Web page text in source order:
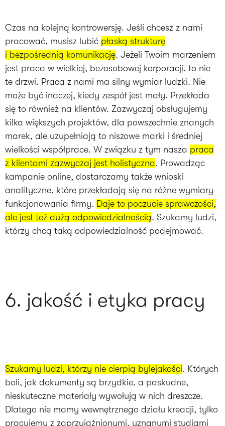
Czas na kolejną kontrowersję. Jeśli chcesz z nami
pracować, musisz lubić płaską strukturę
i bezpośrednią komunikację. Jeżeli Twoim marzeniem
jest praca w wielkiej, bezosobowej korporacji, to nie
te drzwi. Praca z nami ma silny wymiar ludzki. Nie
może być inaczej, kiedy zespół jest mały. Przekłada
się to również na klientów. Zazwyczaj obsługujemy
kilka większych projektów, dla powszechnie znanych
marek, ale uzupełniają to niszowe marki i średniej
wielkości współprace. W związku z tym nasza praca
z klientami zazwyczaj jest holistyczna. Prowadząc
kampanie online, dostarczamy także wnioski
analityczne, które przekładają się na różne wymiary
funkcjonowania firmy. Daje to poczucie sprawczości,
ale jest też dużą odpowiedzialnością. Szukamy ludzi,
którzy chcą taką odpowiedzialność podejmować.
6. jakość i etyka pracy
Szukamy ludzi, którzy nie cierpią bylejakości. Których
boli, jak dokumenty są brzydkie, a paskudne,
nieskuteczne materiały wywołują w nich dreszcze.
Dlatego nie mamy wewnętrznego działu kreacji, tylko
pracujemy z zaprzyjaźnionymi, uznanymi studiami